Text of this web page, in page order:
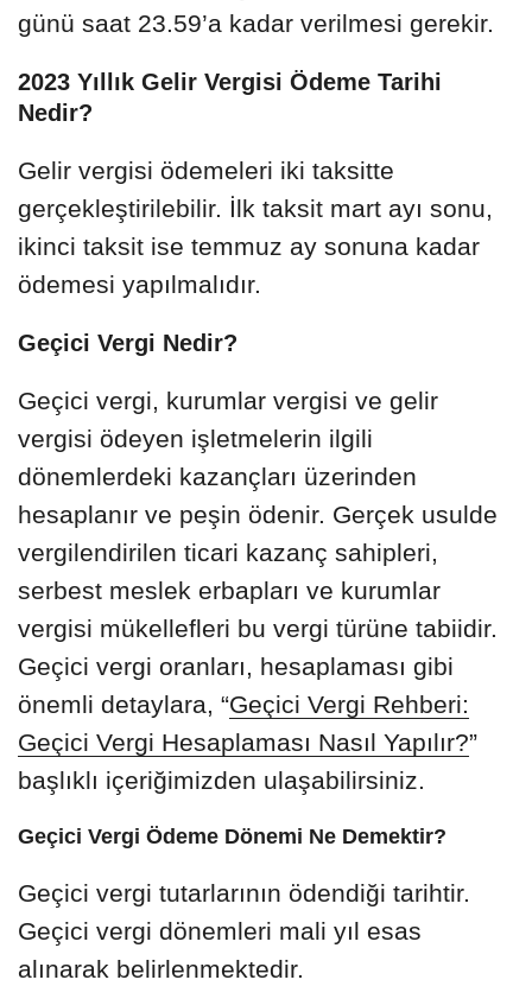
günü saat 23.59’a kadar verilmesi gerekir.
2023 Yıllık Gelir Vergisi Ödeme Tarihi
Nedir?
Gelir vergisi ödemeleri iki taksitte
gerçekleştirilebilir. İlk taksit mart ayı sonu,
ikinci taksit ise temmuz ay sonuna kadar
ödemesi yapılmalıdır.
Geçici Vergi Nedir?
Geçici vergi, kurumlar vergisi ve gelir
vergisi ödeyen işletmelerin ilgili
dönemlerdeki kazançları üzerinden
hesaplanır ve peşin ödenir. Gerçek usulde
vergilendirilen ticari kazanç sahipleri,
serbest meslek erbapları ve kurumlar
vergisi mükellefleri bu vergi türüne tabiidir.
Geçici vergi oranları, hesaplaması gibi
önemli detaylara, “Geçici Vergi Rehberi:
Geçici Vergi Hesaplaması Nasıl Yapılır?”
başlıklı içeriğimizden ulaşabilirsiniz.
Geçici Vergi Ödeme Dönemi Ne Demektir?
Geçici vergi tutarlarının ödendiği tarihtir.
Geçici vergi dönemleri mali yıl esas
alınarak belirlenmektedir.